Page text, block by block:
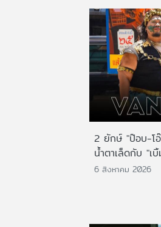
2 ยักษ์ "ป๊อบ-โ
น้ำตาเล็ดกับ "
6 สิงหาคม 2026